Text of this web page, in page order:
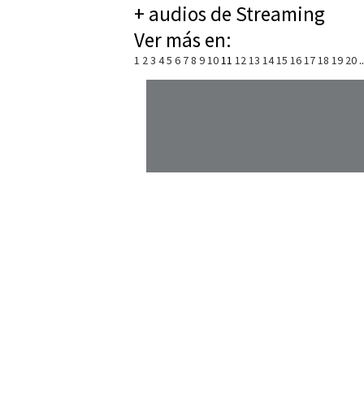
+ audios de Streaming
Ver más en:
1 23 45 6 78 91011 1213 1415 161718 19 20